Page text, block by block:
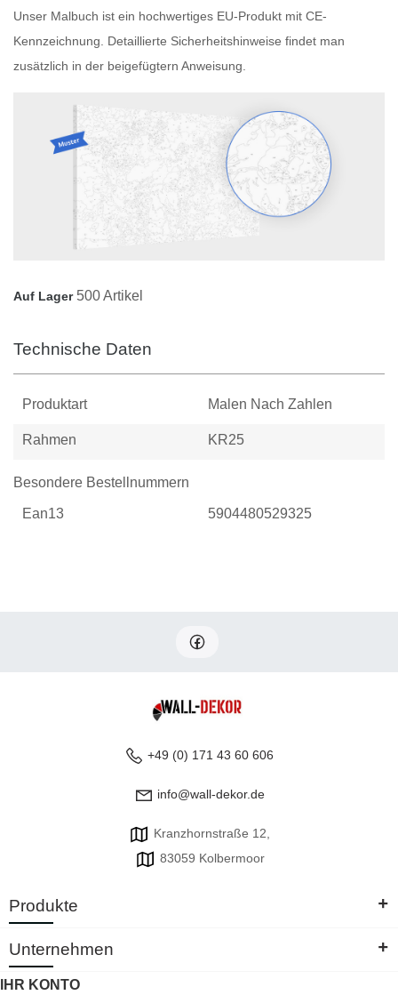
Unser Malbuch ist ein hochwertiges EU-Produkt mit CE-
Kennzeichnung. Detaillierte Sicherheitshinweise findet man
zusätzlich in der beigefügtern Anweisung.
Auf Lager 500 Artikel
Technische Daten
Produktart Malen Nach Zahlen
Rahmen KR25
Besondere Bestellnummern
Ean13 5904480529325
+49 (0) 171 43 60 606
info@wall-dekor.de
Kranzhornstraße 12,
83059 Kolbermoor
Produkte +
Unternehmen +
IHR KONTO